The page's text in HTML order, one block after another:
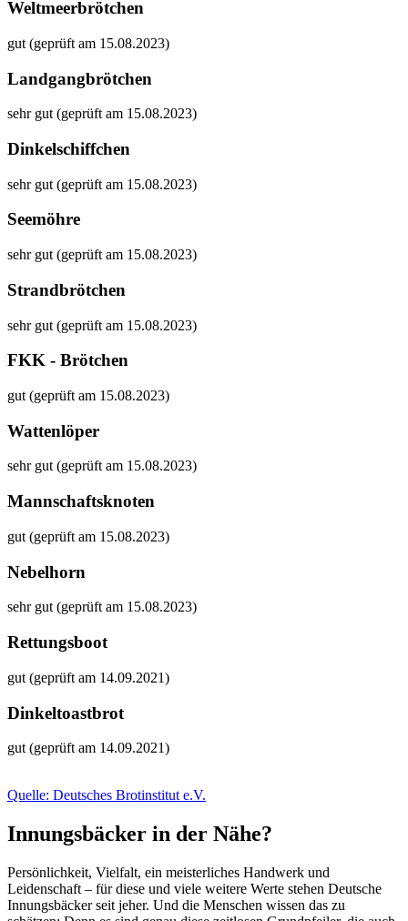
Weltmeerbrötchen
gut (geprüft am 15.08.2023)
Landgangbrötchen
sehr gut (geprüft am 15.08.2023)
Dinkelschiffchen
sehr gut (geprüft am 15.08.2023)
Seemöhre
sehr gut (geprüft am 15.08.2023)
Strandbrötchen
sehr gut (geprüft am 15.08.2023)
FKK - Brötchen
gut (geprüft am 15.08.2023)
Wattenlöper
sehr gut (geprüft am 15.08.2023)
Mannschaftsknoten
gut (geprüft am 15.08.2023)
Nebelhorn
sehr gut (geprüft am 15.08.2023)
Rettungsboot
gut (geprüft am 14.09.2021)
Dinkeltoastbrot
gut (geprüft am 14.09.2021)
Quelle: Deutsches Brotinstitut e.V.
Innungsbäcker in der Nähe?
Persönlichkeit, Vielfalt, ein meisterliches Handwerk und
Leidenschaft – für diese und viele weitere Werte stehen Deutsche
Innungsbäcker seit jeher. Und die Menschen wissen das zu